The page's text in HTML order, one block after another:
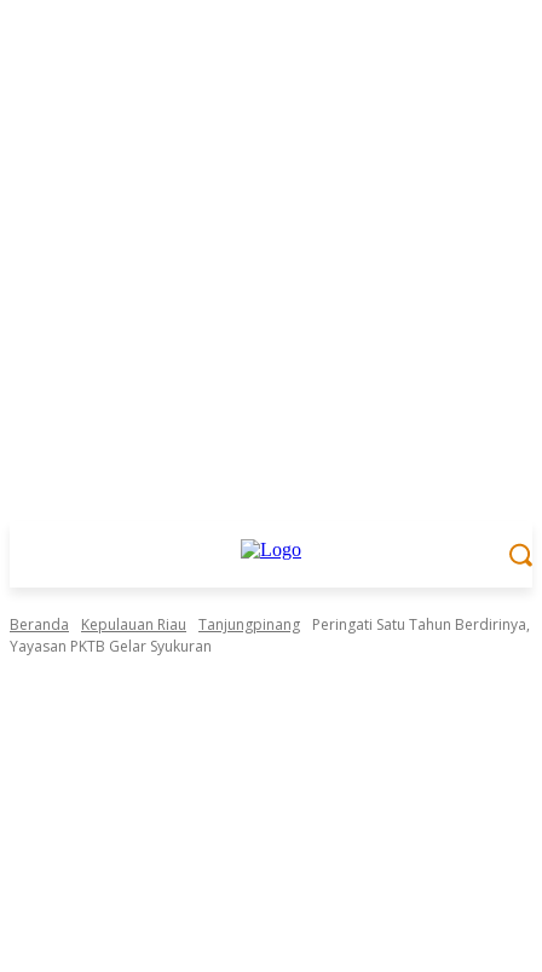
Beranda Kepulauan Riau Tanjungpinang
Peringati Satu Tahun Berdirinya,
Yayasan PKTB Gelar Syukuran